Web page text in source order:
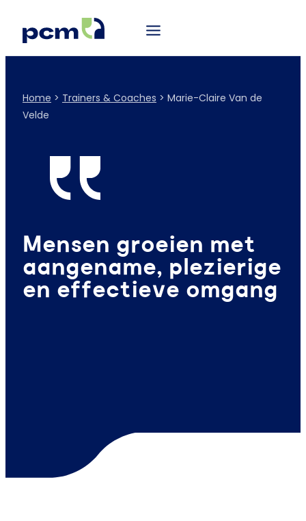
Home > Trainers & Coaches > Marie-Claire Van de
Velde
Mensen groeien met
aangename, plezierige
en effectieve omgang